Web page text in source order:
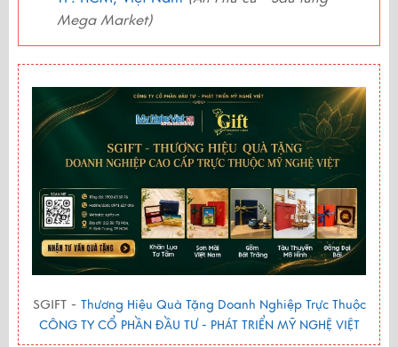
Mega Market)
SGIFT - Thương Hiệu Quà Tặng Doanh Nghiệp Trực Thuộc
CÔNG TY CỔ PHẦN ĐẦU TƯ - PHÁT TRIỂN MỸ NGHỆ VIỆT